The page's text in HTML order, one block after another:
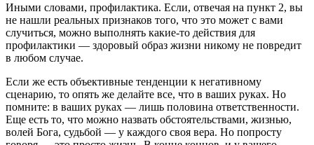
Иными словами, профилактика. Если, отвечая на пункт 2, вы
не нашли реальных признаков того, что это может с вами
случиться, можно выполнять какие-то действия для
профилактики — здоровый образ жизни никому не повредит
в любом случае.
Если же есть объективные тенденции к негативному
сценарию, то опять же делайте все, что в ваших руках. Но
помните: в ваших руках — лишь половина ответственности.
Еще есть то, что можно назвать обстоятельствами, жизнью,
волей Бога, судьбой — у каждого своя вера. Но попросту